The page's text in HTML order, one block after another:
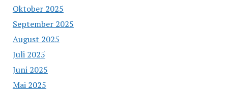
Oktober 2025
September 2025
August 2025
Juli 2025
Juni 2025
Mai 2025